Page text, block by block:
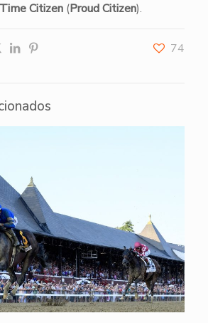
Citizen(Proud Citizen).
74